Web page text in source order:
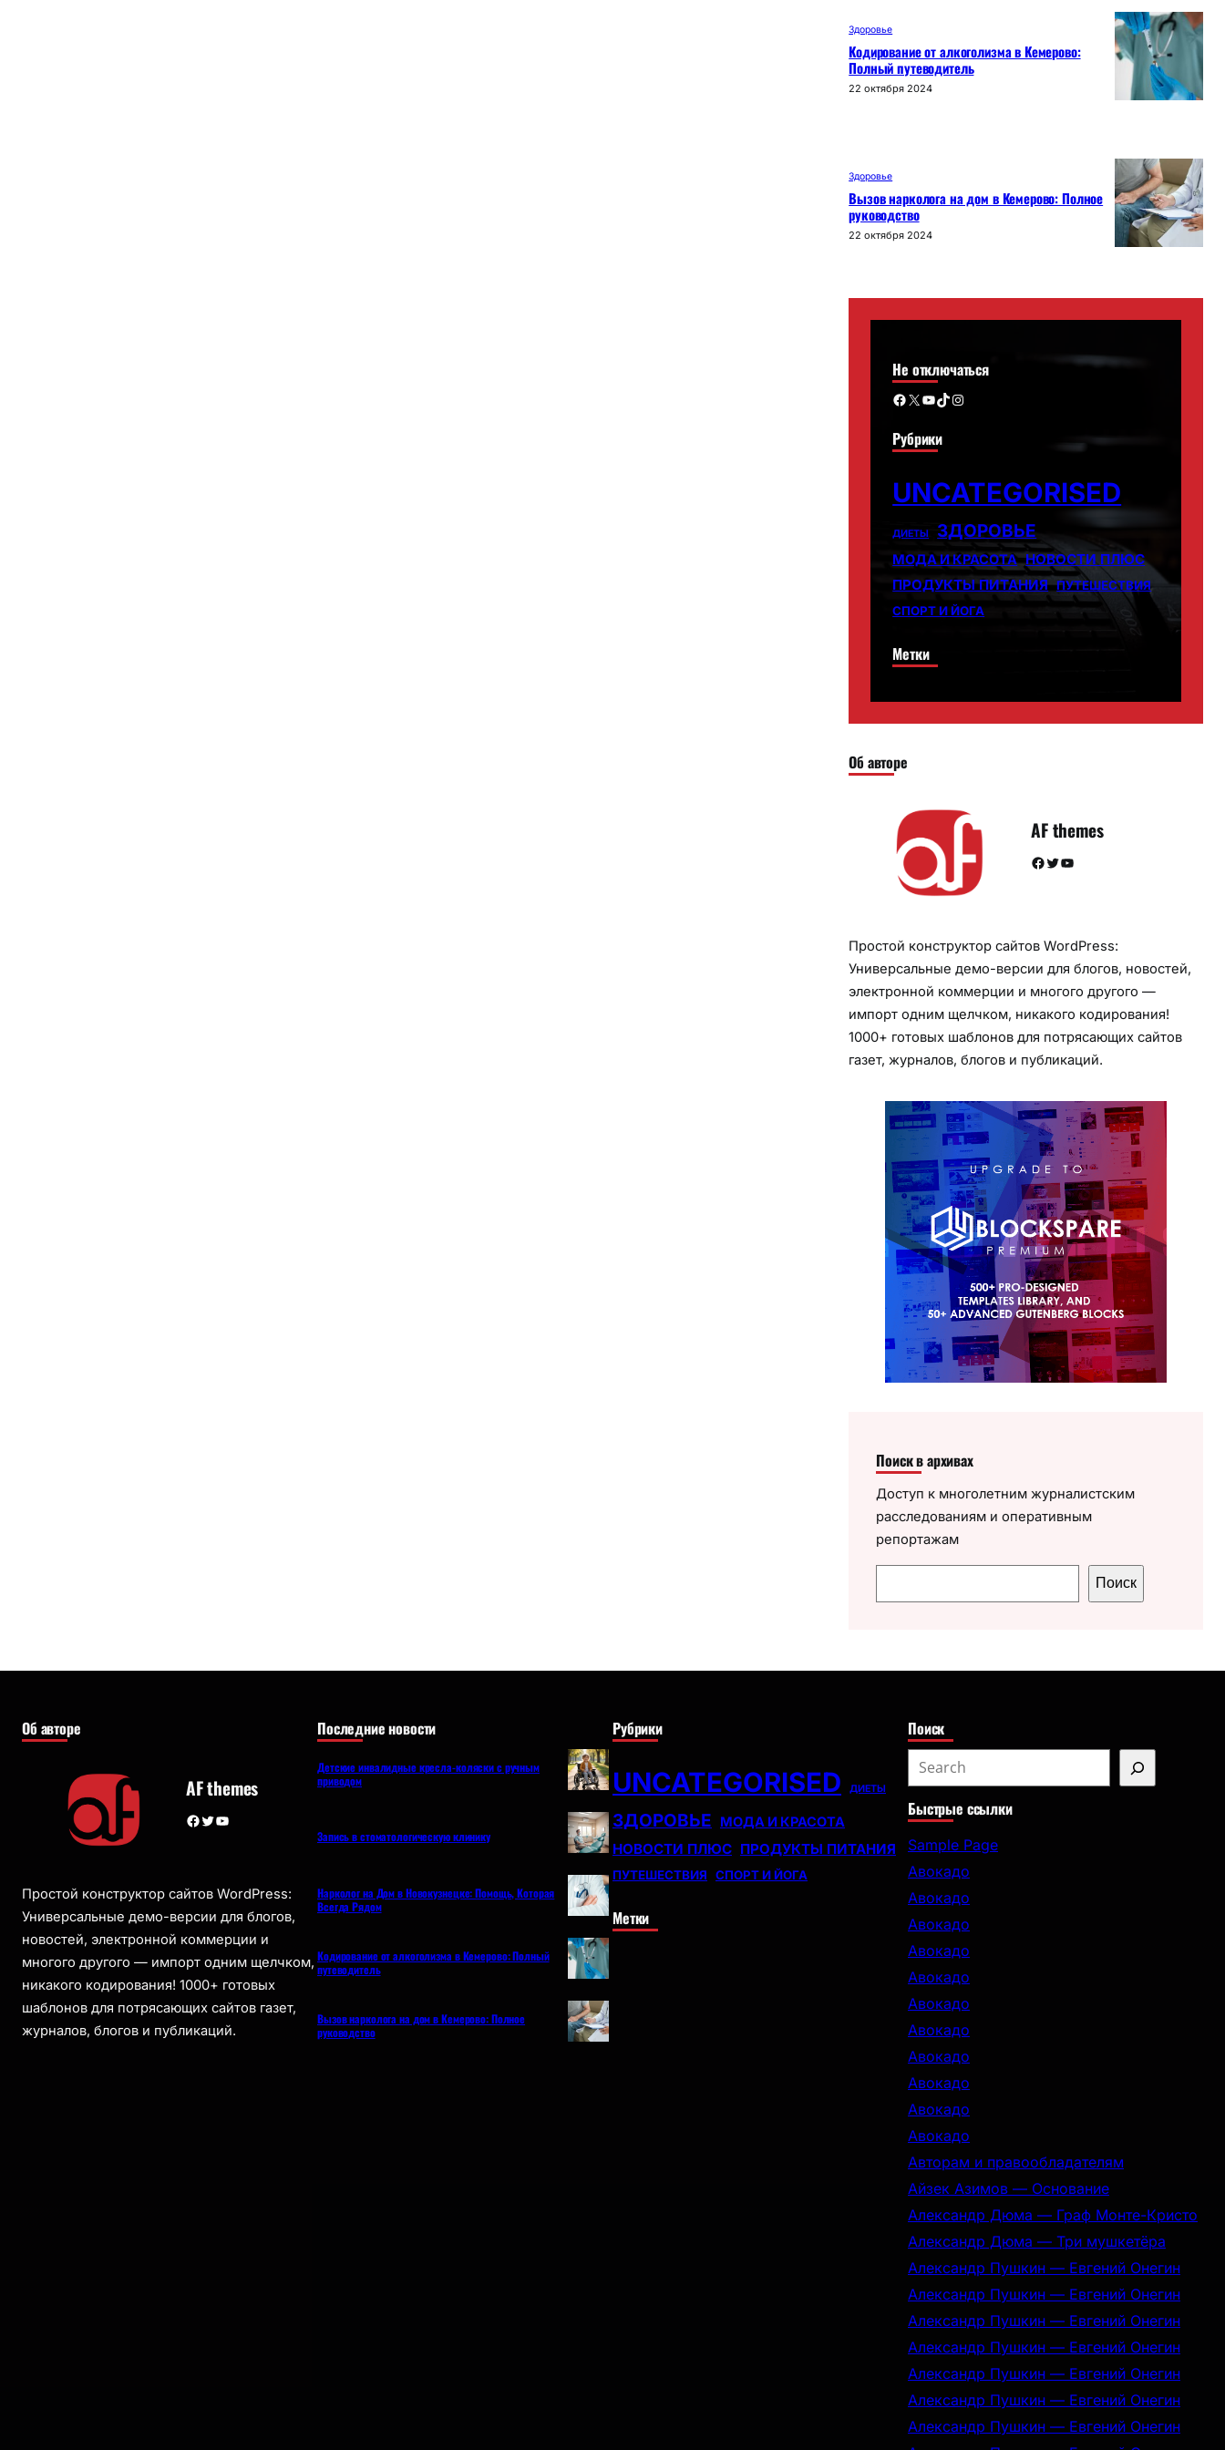
Здоровье
Кодирование от алкоголизма в Кемерово:
Полный путеводитель
22 октября 2024
Здоровье
Вызов нарколога на дом в Кемерово: Полное
руководство
22 октября 2024
Не отключаться
Facebook X YouTube TikTok Instagram
Рубрики
UNCATEGORISED
ДИЕТЫ ЗДОРОВЬЕ
МОДА И КРАСОТА НОВОСТИ ПЛЮС
ПРОДУКТЫ ПИТАНИЯ ПУТЕШЕСТВИЯ
СПОРТ И ЙОГА
Метки
Об авторе
AF themes
Facebook Twitter YouTube
Простой конструктор сайтов WordPress:
Универсальные демо-версии для блогов, новостей,
электронной коммерции и многого другого —
импорт одним щелчком, никакого кодирования!
1000+ готовых шаблонов для потрясающих сайтов
газет, журналов, блогов и публикаций.
Поиск в архивах
Доступ к многолетним журналистским
расследованиям и оперативным
репортажам
о
Поиск
Об авторе
AF themes
Facebook Twitter YouTube
Простой конструктор сайтов WordPress:
Универсальные демо-версии для блогов,
новостей, электронной коммерции и
многого другого — импорт одним щелчком,
никакого кодирования! 1000+ готовых
шаблонов для потрясающих сайтов газет,
журналов, блогов и публикаций.
Последние новости
Детские инвалидные кресла-коляски с ручным
приводом
Запись в стоматологическую клинику
Нарколог на Дом в Новокузнецке: Помощь, Которая
Всегда Рядом
Кодирование от алкоголизма в Кемерово: Полный
путеводитель
Вызов нарколога на дом в Кемерово: Полное
руководство
Рубрики
UNCATEGORISED ДИЕТЫ
ЗДОРОВЬЕ МОДА И КРАСОТА
НОВОСТИ ПЛЮС ПРОДУКТЫ ПИТАНИЯ
ПУТЕШЕСТВИЯ СПОРТ И ЙОГА
Метки
Поиск
e
a
r
c
h
Быстрые ссылки
Sample Page
Авокадо
Авокадо
Авокадо
Авокадо
Авокадо
Авокадо
Авокадо
Авокадо
Авокадо
Авокадо
Авокадо
Авторам и правообладателям
Айзек Азимов — Основание
Александр Дюма — Граф Монте-Кристо
Александр Дюма — Три мушкетёра
Александр Пушкин — Евгений Онегин
Александр Пушкин — Евгений Онегин
Александр Пушкин — Евгений Онегин
Александр Пушкин — Евгений Онегин
Александр Пушкин — Евгений Онегин
Александр Пушкин — Евгений Онегин
Александр Пушкин — Евгений Онегин